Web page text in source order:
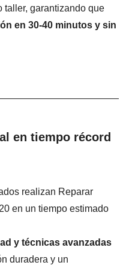
taller, garantizando que
en 30-40 minutos y sin
en tiempo récord
realizan Reparar
en un tiempo estimado
y técnicas avanzadas
duradera y un